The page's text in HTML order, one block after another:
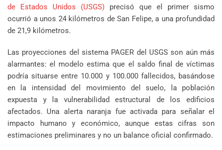
de Estados Unidos (USGS) precisó que el primer sismo
ocurrió a unos 24 kilómetros de San Felipe, a una profundidad
de 21,9 kilómetros.
Las proyecciones del sistema PAGER del USGS son aún más
alarmantes: el modelo estima que el saldo final de víctimas
podría situarse entre 10.000 y 100.000 fallecidos, basándose
en la intensidad del movimiento del suelo, la población
expuesta y la vulnerabilidad estructural de los edificios
afectados. Una alerta naranja fue activada para señalar el
impacto humano y económico, aunque estas cifras son
estimaciones preliminares y no un balance oficial confirmado.